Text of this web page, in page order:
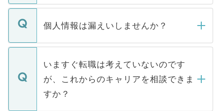
ません。
■応募殺到を避けるため 人気のある医療機
関を公にしてしまうと、応募が殺到する場
に、医療機関が求める条件に合った人材の
みを人材紹介会社に依頼するケースが増え
ています。
転職・入職を強要することは一切ありませ
ん。また、仮に応募先から内定をいただい
定を承諾する必要はありません。内定先へ
の辞退の連絡はキャリアパートナーが行い
個人情報は漏えいしませんか？
個人情報が漏えいすることはありませんの
で、ご安心ください。当サイトからの登録
などで収集したご登録者様の個人情報は、
ご本人のキャリアアップおよび転職活動の
支援を目的に使用いたします。お預かりし
いますぐ転職は考えていないのです
が、これからのキャリアを相談できま
すか？